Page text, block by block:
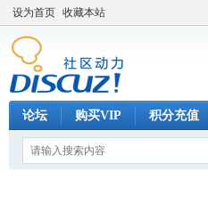
设为首页 收藏本站
论坛 购买VIP 积分充值